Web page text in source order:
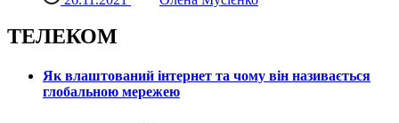
ТЕЛЕКОМ
Як влаштований інтернет та чому він називається
глобальною мережею